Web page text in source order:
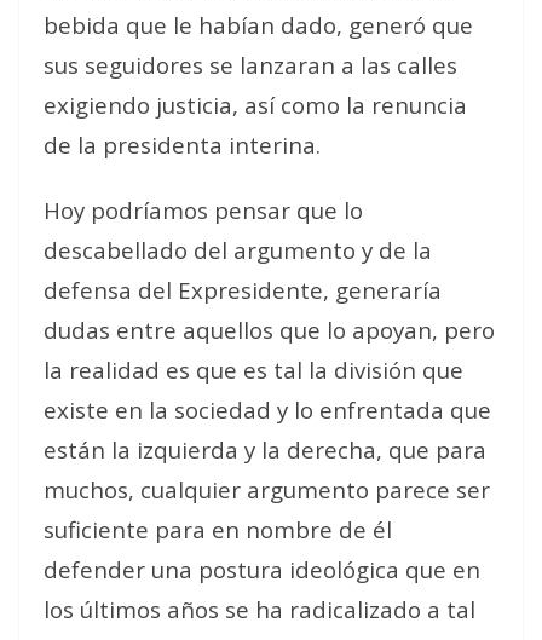
bebida que le habían dado, generó que
sus seguidores se lanzaran a las calles
exigiendo justicia, así como la renuncia
de la presidenta interina.
Hoy podríamos pensar que lo
descabellado del argumento y de la
defensa del Expresidente, generaría
dudas entre aquellos que lo apoyan, pero
la realidad es que es tal la división que
existe en la sociedad y lo enfrentada que
están la izquierda y la derecha, que para
muchos, cualquier argumento parece ser
suficiente para en nombre de él
defender una postura ideológica que en
los últimos años se ha radicalizado a tal